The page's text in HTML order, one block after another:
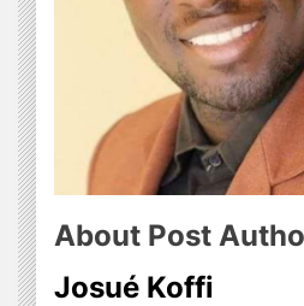
About Post
Josué Koffi